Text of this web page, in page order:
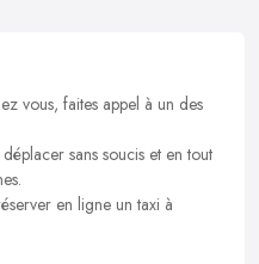
vous, faites appel à un des
sans soucis et en tout
en ligne un taxi à